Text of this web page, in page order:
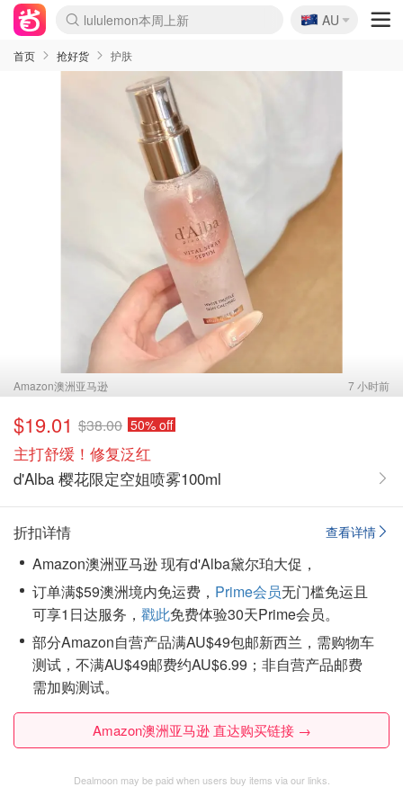
lululemon本周上新
Sasa美妆护肤3.5折
SSENSE年中3折
FreshBeauty好价汇总
Cettire降价+叠9折
Farfetch折上8折
WWS Coles超市实拍
viagogo二手票捡漏
Myer清仓1折起
The Outnet奢牌1折起
David Jones 3折起
Flannels大牌1折
Perfumes Club护肤1折
AMIRO返校季6.2折
Oweek抽奖送Airpods
Amazon折扣汇总
eToro入金$200送$50
Amazon数码好物
ICONIC本周7.5折
ThedoubleF高奢地板价
Moose Knuckles 6折
丝芙兰5折起
EUFY官网3.7折起
Selenichast首饰2折
Trip机票酒店促销
YSL送5件彩妆礼
Amazon家居好物
BIGBANG巡演开票
David Jones时尚3折
Amazon美妆护肤
雅漾大喷$8
过敏原检测盒$33
伊索独家赠50ml沐浴露
科颜氏送高保湿面霜
SEALIFE海洋馆门票6折
丝塔芙大白罐$16
订阅Newsletter送香薰
Cult Beauty 6.8折
Harrods圣诞日历2.3折
LN-CC奢牌私促3折
d'Alba空姐喷雾$16
EVE LOM套装逆天2折
Bernardelli独家4折
Adore Beauty 6折起
CT圣诞日历
Mytheresa奢品2.7折
🇦🇺
AU
首页 抢好货 护肤
Amazon澳洲亚马逊 7 小时前
$19.01 $38.00 50% off
主打舒缓！修复泛红
d'Alba 樱花限定空姐喷雾100ml
查看详情
折扣详情
Amazon澳洲亚马逊 现有d'Alba黛尔珀大促，
订单满$59澳洲境内免运费， Prime会员无门槛免运且
可享1日达服务， 戳此免费体验30天Prime会员。
部分Amazon自营产品满AU$49包邮新西兰，需购物车
测试，不满AU$49邮费约AU$6.99；非自营产品邮费
需加购测试。
Amazon澳洲亚马逊 直达购买链接 →
Dealmoon may be paid when users buy items via our links.